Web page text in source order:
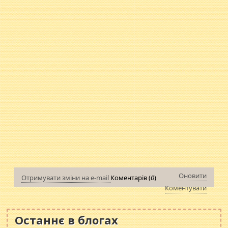
Отримувати зміни на e-mail Коментарів (0)
Оновити
Коментувати
Останнє в блогах